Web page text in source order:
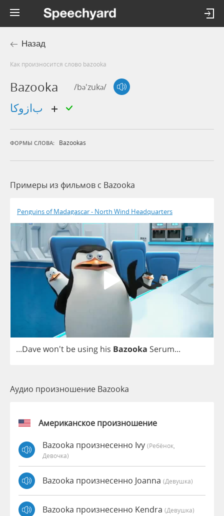
Назад
Как произносится слово bazooka
Bazooka /bə'zukə/
ФОРМЫ СЛОВА: Bazookas
Примеры из фильмов c Bazooka
Penguins of Madagascar - North Wind Headquarters
...Davewon't be using his Bazooka Serum...
Аудио произношение Bazooka
Американское произношение
Bazooka произнесенно Ivy (Ребёнок,
Девочка)
Bazooka произнесенно Joanna (девушка)
Bazooka произнесенно Kendra (девушка)